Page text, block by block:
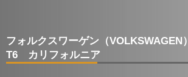
フォルクスワーゲン（VOLKSWAGEN）
T6 カリフォルニア